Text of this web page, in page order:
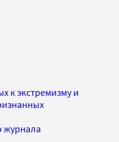
к экстремизму и
журнала